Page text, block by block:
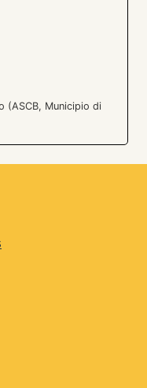
(ASCB, Municipio di